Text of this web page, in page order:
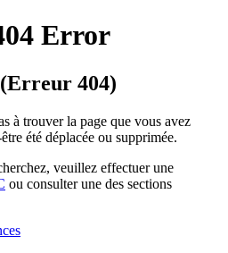
Error
404)
à trouver la page que vous avez
été déplacée ou supprimée.
veuillez effectuer une
ou consulter une des sections